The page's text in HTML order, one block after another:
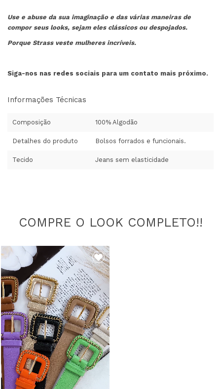
Use e abuse da sua imaginação e das várias maneiras de
compor seus looks, sejam eles clássicos ou despojados.
Porque Strass veste mulheres incríveis.
Siga-nos nas redes sociais para um contato mais próximo.
Informações Técnicas
Composição 100% Algodão
Detalhes do produto Bolsos forrados e funcionais.
Tecido Jeans sem elasticidade
COMPRE O LOOK COMPLETO!!